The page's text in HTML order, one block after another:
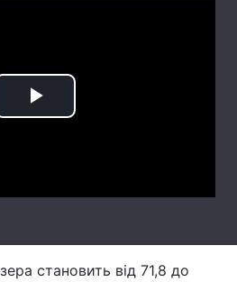
Play
становить від 71,8 до